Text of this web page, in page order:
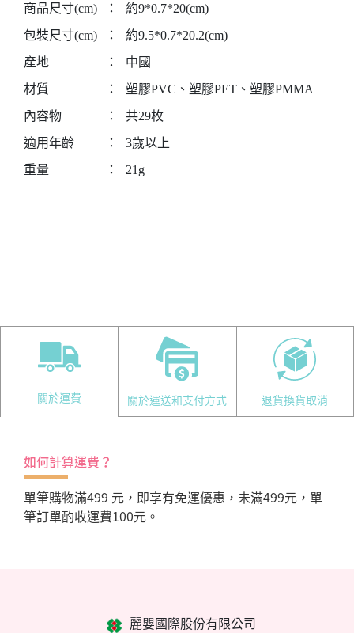
商品尺寸(cm) ：
約9*0.7*20(cm)
包裝尺寸(cm)
：
約9.5*0.7*20.2(cm)
產地
：
中國
材質
：
塑膠PVC、塑膠PET、塑膠PMMA
內容物
：
共29枚
適用年齡
：
3歲以上
重量
： 21g
關於運費 關於運送和支付方式 退貨換貨取消
如何計算運費？
單筆購物滿499 元，即享有免運優惠，未滿499元，單
筆訂單酌收運費100元。
麗嬰國際股份有限公司